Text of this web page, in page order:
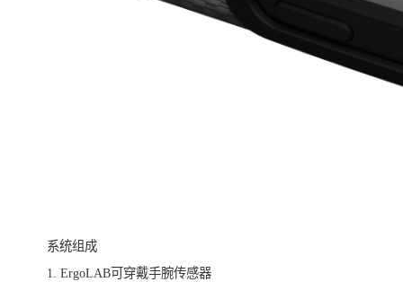
系统组成
1. ErgoLAB可穿戴手腕传感器